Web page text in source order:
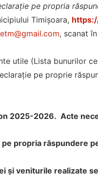
pe propria
Timișoara,
, scanat
utile (Lista bunurilor
pe proprie
2025-2026. Acte
propria răspundere
şi veniturile realizate